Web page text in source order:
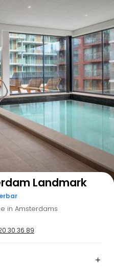
Auf der Karte anzeigen
Landmark
in Amsterdams
30 36 89